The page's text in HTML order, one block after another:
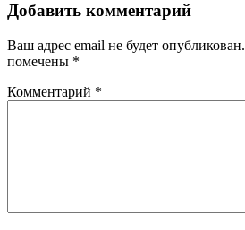
Добавить комментарий
Ваш адрес email не будет опубликован.
помечены *
Комментарий *